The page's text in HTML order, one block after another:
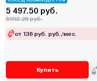
5 497.50 руб.
5992.28 руб.
от 136 руб. руб./мес.
Купить